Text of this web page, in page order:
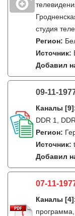
студия
Регион:
Источник:
Добавил
09-11-
Каналы [9]
DDR 1,
Регион:
Источник:
Добавил
07-11-
Каналы [4]